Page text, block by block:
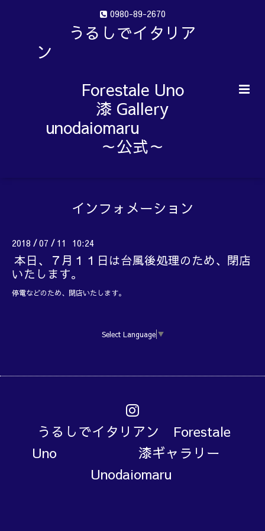
0980-89-2670
うるしでイタリア
ン
Forestale Uno
漆 Gallery
unodaiomaru
～公式～
インフォメーション
2018 /07 / 11 10:24
本日、７月１１日は台風後処理のため、閉店
いたします。
停電などのため、閉店いたします。
Select Language ▼
うるしでイタリアン Forestale
Uno 漆ギャラリー
Unodaiomaru